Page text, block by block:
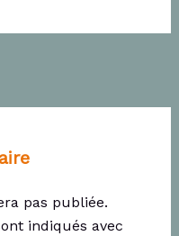
pas publiée.
indiqués avec